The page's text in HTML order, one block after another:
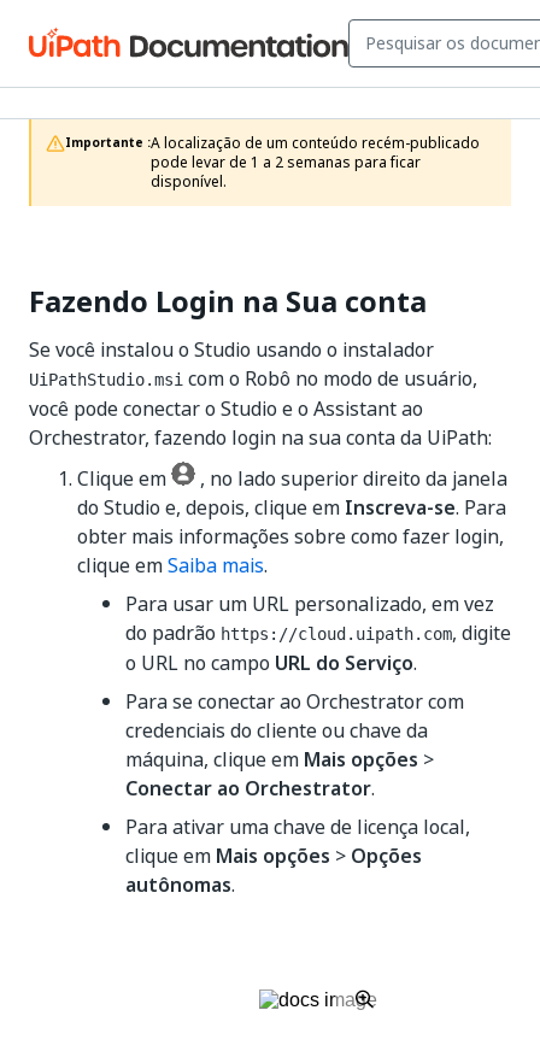
Importante :A localização de um conteúdo recém-publicado
pode levar de 1 a 2 semanas para ficar
disponível.
Fazendo Login na Sua conta
Se você instalou o Studio usando o instalador
UiPathStudio.msi com o Robô no modo de usuário,
você pode conectar o Studio e o Assistant ao
Orchestrator, fazendo login na sua conta da UiPath:
Clique em
, no lado superior direito da janela
do Studio e, depois, clique em Inscreva-se. Para
obter mais informações sobre como fazer login,
clique emSaiba mais.
Para usar um URL personalizado, em vez
do padrão https://cloud.uipath.com, digite
o URL no campo URL do Serviço.
Para se conectar ao Orchestrator com
credenciais do cliente ou chave da
máquina, clique em Mais opções >
Conectar ao Orchestrator.
Para ativar uma chave de licença local,
clique em Mais opções > Opções
autônomas.